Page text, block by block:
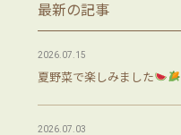
最新の記事
夏野菜で楽しみました
2026.07.15
2026.07.03